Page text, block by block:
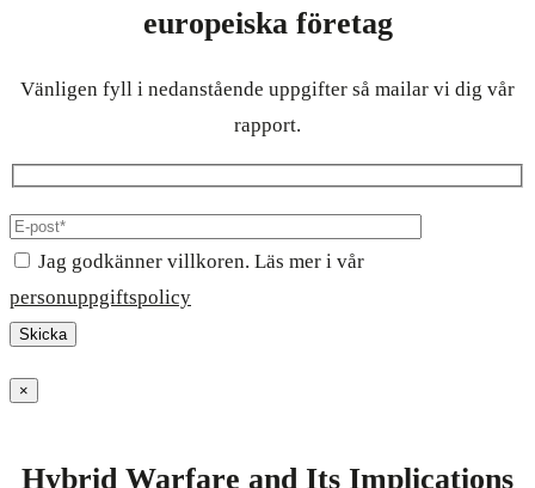
europeiska företag
Vänligen fyll i nedanstående uppgifter så mailar vi dig vår
rapport.
Jag godkänner villkoren. Läs mer i vår
personuppgiftspolicy
×
Hybrid Warfare and Its Implications